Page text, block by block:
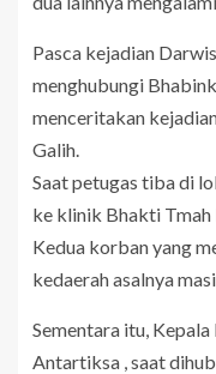
Pasca kejadian
menghubungi
menceritakan
Galih.
Saat petugas tiba di
ke klinik Bhakti
Kedua korban yang
kedaerah asalnya
Sementara itu,
Antartiksa , saat